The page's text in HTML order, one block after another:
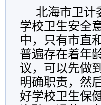
北海市卫计
学校卫生安全
中，只有市直
普遍存在着年
议，可以先做
明确职责，然
好学校卫生保